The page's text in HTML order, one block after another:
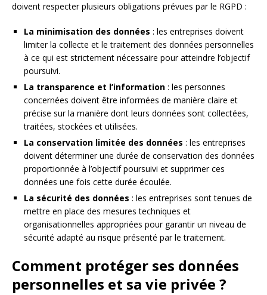
doivent respecter plusieurs obligations prévues par le RGPD :
La minimisation des données : les entreprises doivent
limiter la collecte et le traitement des données personnelles
à ce qui est strictement nécessaire pour atteindre l’objectif
poursuivi.
La transparence et l’information : les personnes
concernées doivent être informées de manière claire et
précise sur la manière dont leurs données sont collectées,
traitées, stockées et utilisées.
La conservation limitée des données : les entreprises
doivent déterminer une durée de conservation des données
proportionnée à l’objectif poursuivi et supprimer ces
données une fois cette durée écoulée.
La sécurité des données : les entreprises sont tenues de
mettre en place des mesures techniques et
organisationnelles appropriées pour garantir un niveau de
sécurité adapté au risque présenté par le traitement.
Comment protéger ses données
personnelles et sa vie privée ?